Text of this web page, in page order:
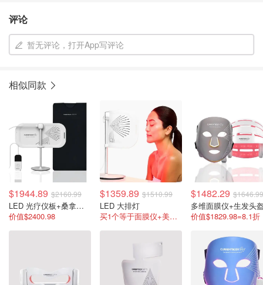
评论
暂无评论，打开App写评论
相似同款
$1944.89 $2160.99
LED 光疗仪板+桑拿毯套装
价值$2400.98
$1359.89 $1510.99
LED 大排灯
买1个等于面膜仪+美颈仪+美体仪
$1482.29 $1646.99
多维面膜仪+生发头
价值$1829.98=8.1折